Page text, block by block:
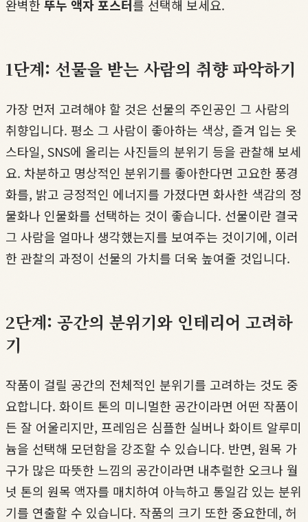
완벽한 뚜누 액자 포스터를 선택해 보세요.
1단계: 선물을 받는 사람의 취향 파악하기
가장 먼저 고려해야 할 것은 선물의 주인공인 그 사람의
취향입니다. 평소 그 사람이 좋아하는 색상, 즐겨 입는 옷
스타일, SNS에 올리는 사진들의 분위기 등을 관찰해 보세
요. 차분하고 명상적인 분위기를 좋아한다면 고요한 풍경
화를, 밝고 긍정적인 에너지를 가졌다면 화사한 색감의 정
물화나 인물화를 선택하는 것이 좋습니다. 선물이란 결국
그 사람을 얼마나 생각했는지를 보여주는 것이기에, 이러
한 관찰의 과정이 선물의 가치를 더욱 높여줄 것입니다.
2단계: 공간의 분위기와 인테리어 고려하
기
작품이 걸릴 공간의 전체적인 분위기를 고려하는 것도 중
요합니다. 화이트 톤의 미니멀한 공간이라면 어떤 작품이
든 잘 어울리지만, 프레임은 심플한 실버나 화이트 알루미
늄을 선택해 모던함을 강조할 수 있습니다. 반면, 원목 가
구가 많은 따뜻한 느낌의 공간이라면 내추럴한 오크나 월
넛 톤의 원목 액자를 매치하여 아늑하고 통일감 있는 분위
기를 연출할 수 있습니다. 작품의 크기 또한 중요한데, 허